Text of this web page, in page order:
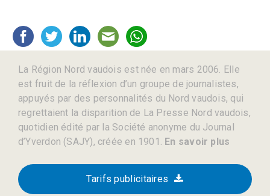
La Région Nord vaudois est née en mars 2006. Elle
est fruit de la réflexion d’un groupe de journalistes,
appuyés par des personnalités du Nord vaudois, qui
regrettaient la disparition de La Presse Nord vaudois,
quotidien édité par la Société anonyme du Journal
d’Yverdon (SAJY), créée en 1901. En savoir plus
Tarifs publicitaires